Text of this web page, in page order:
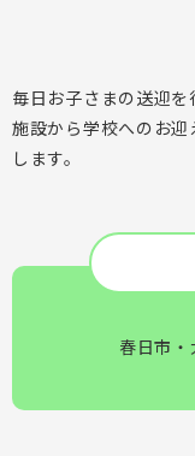
毎日お子さまの送迎を
施設から学校へのお
します。
春日市